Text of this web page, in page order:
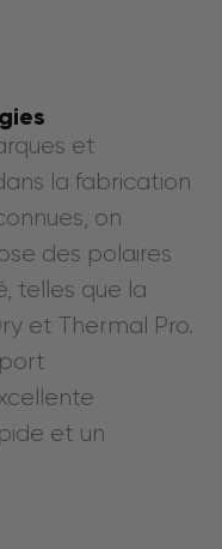
et
la fabrication
on
des polaires
telles que la
et Thermal Pro.
et un